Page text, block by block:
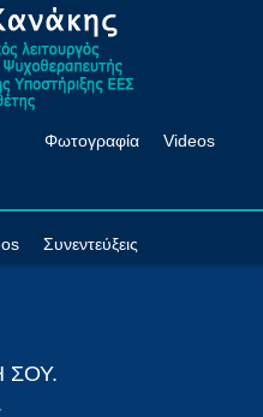
Φωτογραφία Videos
Συνεντεύξεις
ΣΟΥ.